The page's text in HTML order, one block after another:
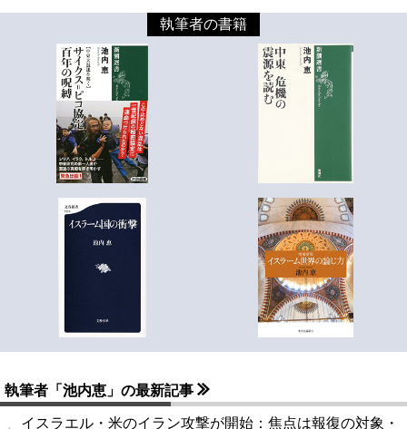
執筆者の書籍
執筆者「池内恵」の最新記事
イスラエル・米のイラン攻撃が開始：焦点は報復の対象・